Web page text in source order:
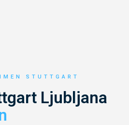
STUTTGART
Ljubljana